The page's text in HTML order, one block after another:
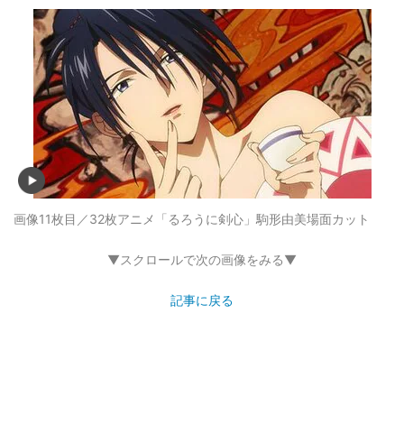
画像11枚目／32枚アニメ「るろうに剣心」駒形由美場面カット
▼スクロールで次の画像をみる▼
記事に戻る